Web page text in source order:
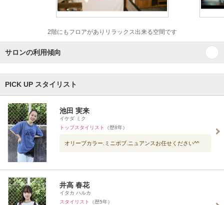
2階にもフロアがありリラックス出来る空間です
サロンの利用傾向
PICK UP スタイリスト
池田 実来
イケダ ミク
トップスタイリスト
（歴8年）
オリーブカラー.ミニボブ.ニュアンスお任せください^^
井高 春花
イタカ ハルカ
スタイリスト
（歴5年）